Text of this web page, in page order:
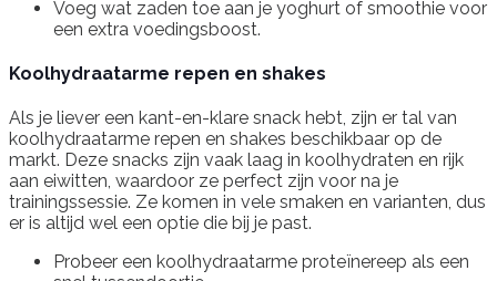
Voeg wat zaden toe aan je yoghurt of smoothie voor
een extra voedingsboost.
Koolhydraatarme repen en shakes
Als je liever een kant-en-klare snack hebt, zijn er tal van
koolhydraatarme repen en shakes beschikbaar op de
markt. Deze snacks zijn vaak laag in koolhydraten en rijk
aan eiwitten, waardoor ze perfect zijn voor na je
trainingssessie. Ze komen in vele smaken en varianten, dus
er is altijd wel een optie die bij je past.
Probeer een koolhydraatarme proteïnereep als een